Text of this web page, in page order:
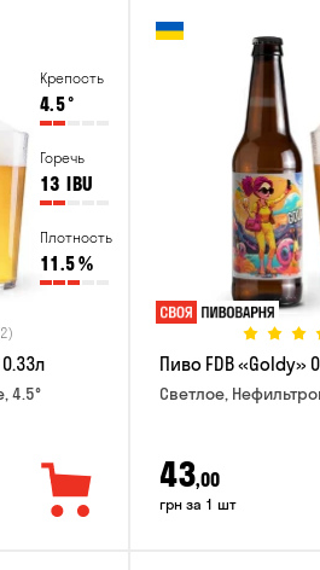
Крепость
4.5°
Горечь
13 IBU
Плотность
11.5%
4.5°
Пиво FDB «Goldy»
Светлое,
43,00
грн за 1 шт